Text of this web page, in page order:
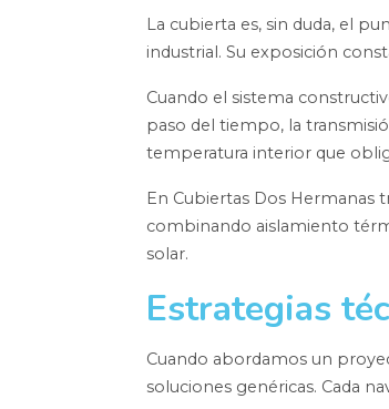
La cubierta es, sin duda, el
industrial. Su exposición
Cuando el sistema
paso del tiempo, la
temperatura interior que
En Cubiertas Dos Hermanas
combinando aislamiento
solar.
Estrategias
Cuando abordamos un
soluciones genéricas. Cada